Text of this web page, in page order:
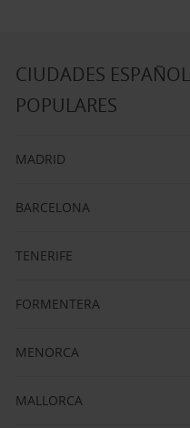
CIUDADES
POPULARES
MADRID
BARCELONA
TENERIFE
FORMENTERA
MENORCA
MALLORCA